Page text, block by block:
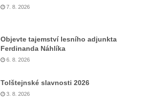
7. 8. 2026
Objevte tajemství lesního adjunkta
Ferdinanda Náhlíka
6. 8. 2026
Tolštejnské slavnosti 2026
3. 8. 2026